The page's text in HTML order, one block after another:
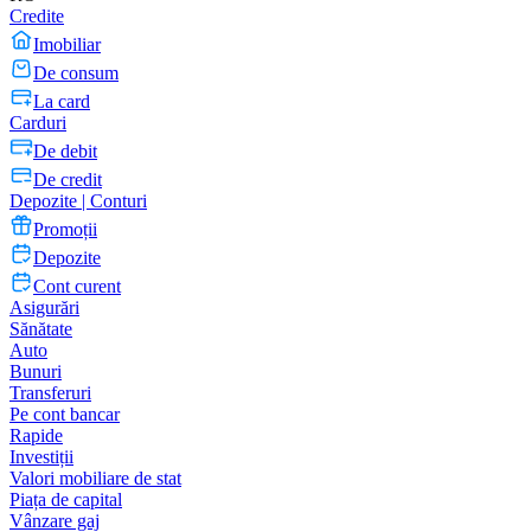
Credite
Imobiliar
De consum
La card
Carduri
De debit
De credit
Depozite | Conturi
Promoții
Depozite
Cont curent
Asigurări
Sănătate
Auto
Bunuri
Transferuri
Pe cont bancar
Rapide
Investiții
Valori mobiliare de stat
Piața de capital
Vânzare gaj